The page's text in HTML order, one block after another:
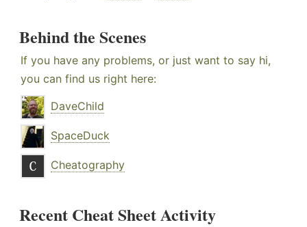
Behind the Scenes
If you have any problems, or just want to say hi,
you can find us right here:
DaveChild
SpaceDuck
Cheatography
Recent Cheat Sheet Activity